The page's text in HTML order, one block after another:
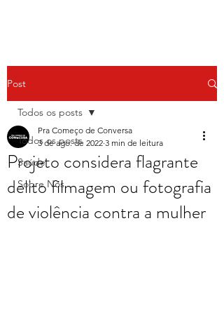
Post
Todos os posts
Saúde
Sobre Nós
Todos os posts
Projeto considera flagrante
delito filmagem ou fotografia
de violência contra a mulher
Pra Começo de Conversa
3 de ago. de 2022 3 min de leitura